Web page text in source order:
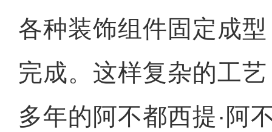
各种装饰组件固定成
完成。这样复杂的工
多年的阿不都西提·阿